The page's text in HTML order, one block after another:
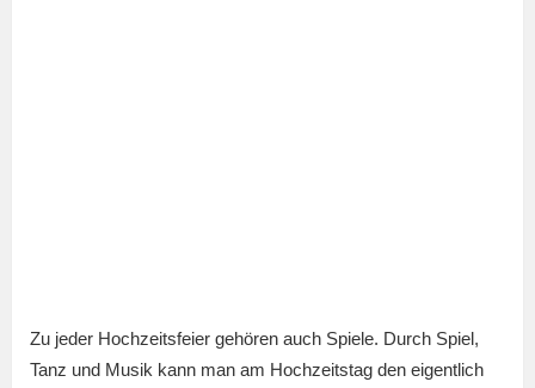
Zu jeder Hochzeitsfeier gehören auch Spiele. Durch Spiel,
Tanz und Musik kann man am Hochzeitstag den eigentlich